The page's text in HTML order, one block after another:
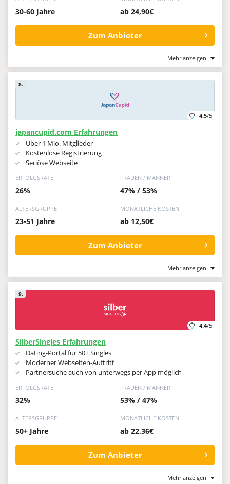
30-60 Jahre ab 24,90€
Zum Anbieter
Mehr anzeigen
8.
4.5/5
japancupid.com Erfahrungen
Über 1 Mio. Mitglieder
Kostenlose Registrierung
Seriöse Webseite
ERFOLGSRATE
26%
FRAUEN / MÄNNER
47% / 53%
ALTERSGRUPPE
23-51 Jahre
MONATLICHE KOSTEN
ab 12,50€
Zum Anbieter
Mehr anzeigen
9.
4.4/5
SilberSingles Erfahrungen
Dating-Portal für 50+ Singles
Moderner Webseiten-Auftritt
Partnersuche auch von unterwegs per App möglich
ERFOLGSRATE
32%
FRAUEN / MÄNNER
53% / 47%
ALTERSGRUPPE
50+ Jahre
MONATLICHE KOSTEN
ab 22,36€
Zum Anbieter
Mehr anzeigen